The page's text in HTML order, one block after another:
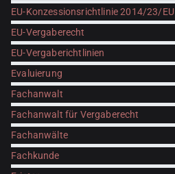
EU-Konzessionsrichtlinie 2014/23/EU
EU-Vergaberecht
EU-Vergaberichtlinien
Evaluierung
Fachanwalt
Fachanwalt für Vergaberecht
Fachanwälte
Fachkunde